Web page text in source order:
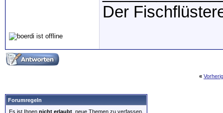
Der
«
Forumregeln
Es ist Ihnen nicht erlaubt , neue Themen zu verfassen.